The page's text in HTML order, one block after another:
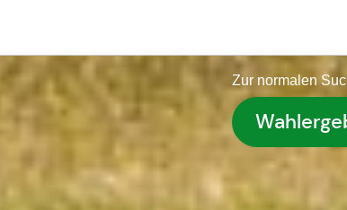
Zur normalen